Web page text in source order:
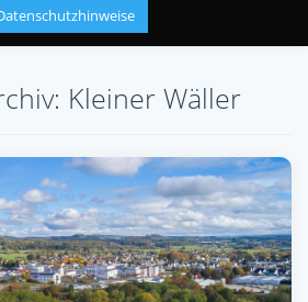
Kleiner Wäller